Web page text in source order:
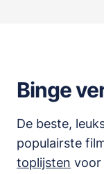
Binge
De beste,
populairste
toplijsten voor